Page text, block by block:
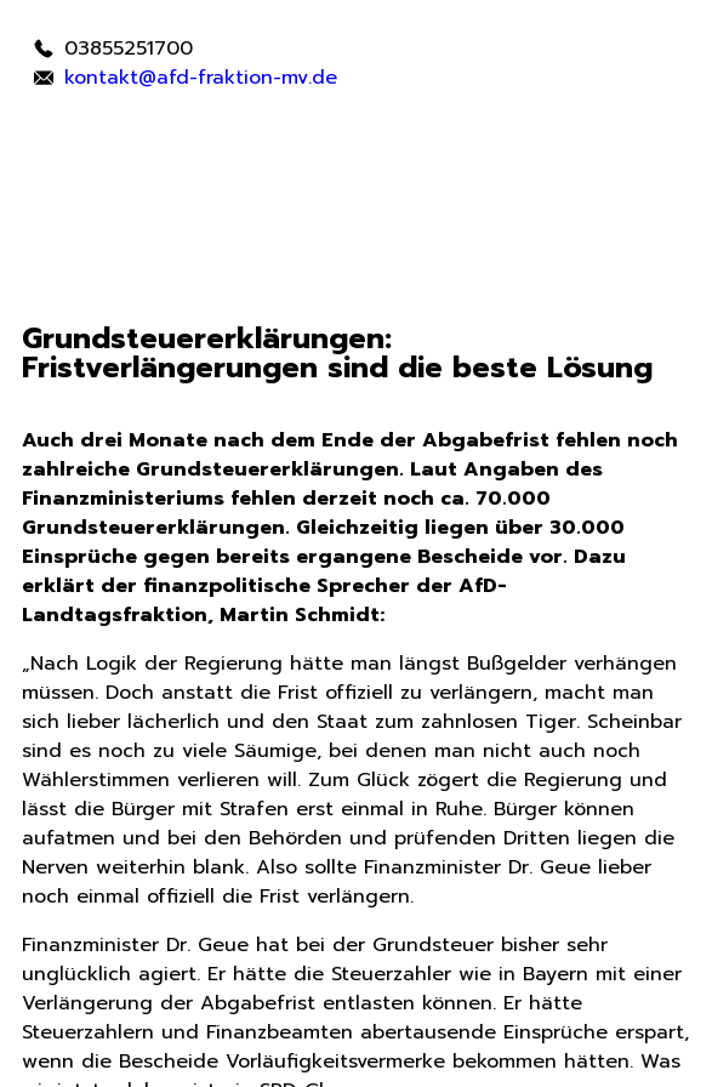
03855251700
kontakt@afd-fraktion-mv.de
Grundsteuererklärungen:
Fristverlängerungen sind die beste Lösung
Auch drei Monate nach dem Ende der Abgabefrist fehlen noch
zahlreiche Grundsteuererklärungen. Laut Angaben des
Finanzministeriums fehlen derzeit noch ca. 70.000
Grundsteuererklärungen. Gleichzeitig liegen über 30.000
Einsprüche gegen bereits ergangene Bescheide vor. Dazu
erklärt der finanzpolitische Sprecher der AfD-
Landtagsfraktion, Martin Schmidt:
„Nach Logik der Regierung hätte man längst Bußgelder verhängen
müssen. Doch anstatt die Frist offiziell zu verlängern, macht man
sich lieber lächerlich und den Staat zum zahnlosen Tiger. Scheinbar
sind es noch zu viele Säumige, bei denen man nicht auch noch
Wählerstimmen verlieren will. Zum Glück zögert die Regierung und
lässt die Bürger mit Strafen erst einmal in Ruhe. Bürger können
aufatmen und bei den Behörden und prüfenden Dritten liegen die
Nerven weiterhin blank. Also sollte Finanzminister Dr. Geue lieber
noch einmal offiziell die Frist verlängern.
Finanzminister Dr. Geue hat bei der Grundsteuer bisher sehr
unglücklich agiert. Er hätte die Steuerzahler wie in Bayern mit einer
Verlängerung der Abgabefrist entlasten können. Er hätte
Steuerzahlern und Finanzbeamten abertausende Einsprüche erspart,
wenn die Bescheide Vorläufigkeitsvermerke bekommen hätten. Was